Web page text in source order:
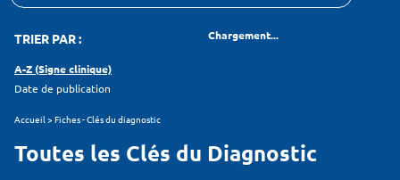
TRIER PAR : Chargement...
A-Z (Signe clinique)
Date de publication
Accueil >Fiches - Clés du diagnostic
Toutes les Clés du Diagnostic